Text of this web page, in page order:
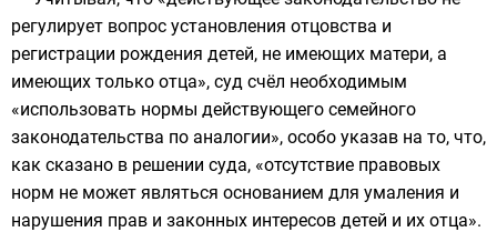
регулирует вопрос установления отцовства и
регистрации рождения детей, не имеющих матери, а
имеющих только отца», суд счёл необходимым
«использовать нормы действующего семейного
законодательства по аналогии», особо указав на то, что,
как сказано в решении суда, «отсутствие правовых
норм не может являться основанием для умаления и
нарушения прав и законных интересов детей и их отца».